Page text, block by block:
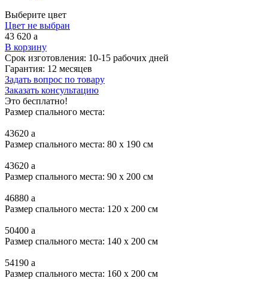
Выберите цвет
Цвет не выбран
43 620 a
В корзину
Срок изготовления: 10-15 рабочих дней
Гарантия: 12 месяцев
Задать вопрос по товару
Заказать консультацию
Это бесплатно!
Размер спального места:
43620 a
Размер спального места: 80 x 190 см
43620 a
Размер спального места: 90 x 200 см
46880 a
Размер спального места: 120 x 200 см
50400 a
Размер спального места: 140 x 200 см
54190 a
Размер спального места: 160 x 200 см